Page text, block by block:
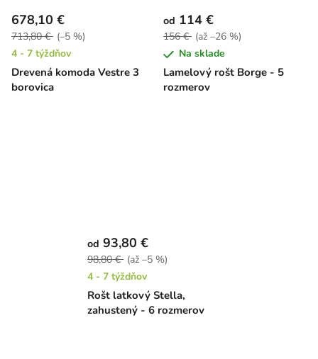
Drevená komoda Vestre 3
borovica
678,10 €
713,80 € (–5 %)
4 - 7 týždňov
Lamelový rošt Borge - 5
rozmerov
od 114 €
156 € (až –26 %)
Na sklade
Rošt latkový Stella,
zahustený - 6 rozmerov
od 93,80 €
98,80 € (až –5 %)
4 - 7 týždňov